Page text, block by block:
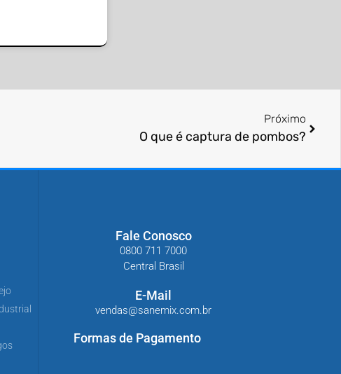
Próximo
O que é captura de pombos?
Fale Conosco
0800 711 7000
Central Brasil
E-Mail
vendas@sanemix.com.br
Formas de Pagamento